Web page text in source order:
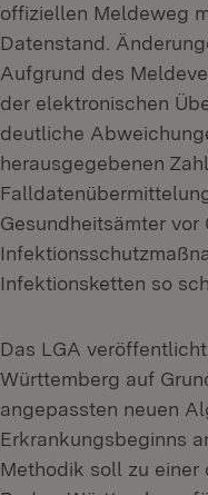
offiziellen Meldeweg
Datenstand.
Aufgrund des
der elektronischen
deutliche
herausgegebenen
Gesundheitsämter
Infektionsketten so
Das LGA
Württemberg auf
angepassten neuen
Erkrankungsbeginns
Methodik soll zu